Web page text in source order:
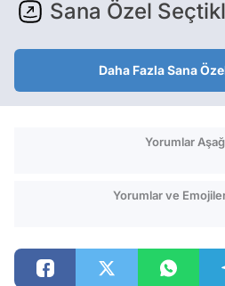
Sana Özel
Daha Fazla Sana
Yorumlar
Yorumlar ve